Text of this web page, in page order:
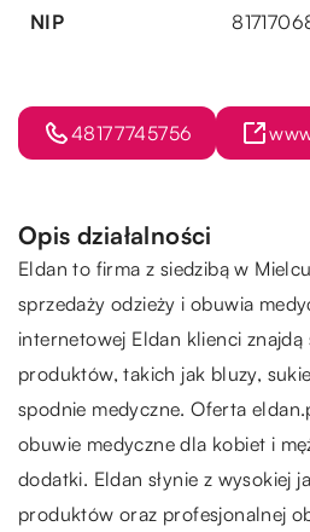
NIP
48177745756
Opis działalności
Eldan to firma z siedzibą w
sprzedaży odzieży i obuwia
internetowej Eldan klienci
produktów, takich jak bluzy,
spodnie medyczne. Oferta
obuwie medyczne dla kobiet i
dodatki. Eldan słynie z wysokiej
produktów oraz profesjonalnej